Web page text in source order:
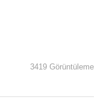
3419 Görüntüleme